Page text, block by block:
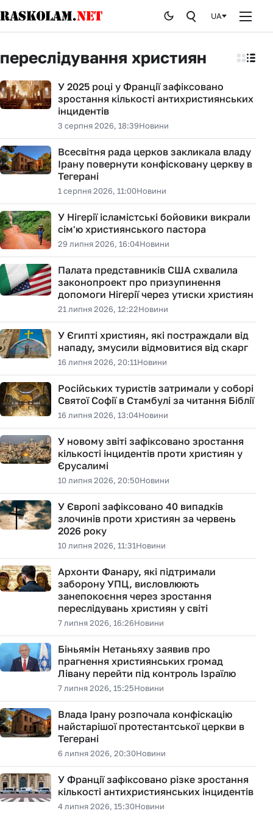
Новини
Публікації
Курйози
Стоп брехні
Історія
Від редакції
UA
переслідування християн
У 2025 році у Франції зафіксовано
зростання кількості антихристиянських
інцидентів
3 серпня 2026, 18:39Новини
Всесвітня рада церков закликала владу
Ірану повернути конфісковану церкву в
Тегерані
1 серпня 2026, 11:00Новини
У Нігерії ісламістські бойовики викрали
сім'ю християнського пастора
29 липня 2026, 16:04Новини
Палата представників США схвалила
законопроект про призупинення
допомоги Нігерії через утиски християн
21 липня 2026, 12:22Новини
У Єгипті християн, які постраждали від
нападу, змусили відмовитися від скарг
16 липня 2026, 20:11Новини
Російських туристів затримали у соборі
Святої Софії в Стамбулі за читання Біблії
16 липня 2026, 13:04Новини
У новому звіті зафіксовано зростання
кількості інцидентів проти християн у
Єрусалимі
10 липня 2026, 20:50Новини
У Європі зафіксовано 40 випадків
злочинів проти християн за червень
2026 року
10 липня 2026, 11:31Новини
Архонти Фанару, які підтримали
заборону УПЦ, висловлюють
занепокоєння через зростання
переслідувань християн у світі
7 липня 2026, 16:26Новини
Біньямін Нетаньяху заявив про
прагнення християнських громад
Лівану перейти під контроль Ізраїлю
7 липня 2026, 15:25Новини
Влада Ірану розпочала конфіскацію
найстарішої протестантської церкви в
Тегерані
6 липня 2026, 20:30Новини
У Франції зафіксовано різке зростання
кількості антихристиянських інцидентів
4 липня 2026, 15:30Новини